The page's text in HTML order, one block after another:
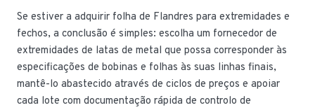
Se estiver a adquirir folha de Flandres para extremidades e
fechos, a conclusão é simples: escolha um fornecedor de
extremidades de latas de metal que possa corresponder às
especificações de bobinas e folhas às suas linhas finais,
mantê-lo abastecido através de ciclos de preços e apoiar
cada lote com documentação rápida de controlo de